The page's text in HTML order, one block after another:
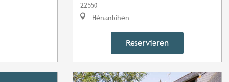
22550
Hénanbihen
Reservieren